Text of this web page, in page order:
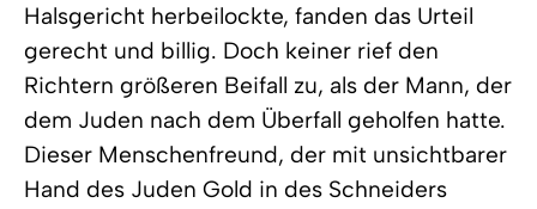
Halsgericht herbeilockte, fanden das Urteil
gerecht und billig. Doch keiner rief den
Richtern größeren Beifall zu, als der Mann, der
dem Juden nach dem Überfall geholfen hatte.
Dieser Menschenfreund, der mit unsichtbarer
Hand des Juden Gold in des Schneiders